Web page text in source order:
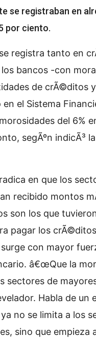
se registraban en
por ciento.
registra tanto en
bancos -con
de crÃ©ditos
el Sistema
del 6%
segÃºn indicÃ³
en que los
recibido montos
son los que
pagar los
con mayor
â€œQue la
sectores de
Habla de un
no se limita a los
sino que empieza